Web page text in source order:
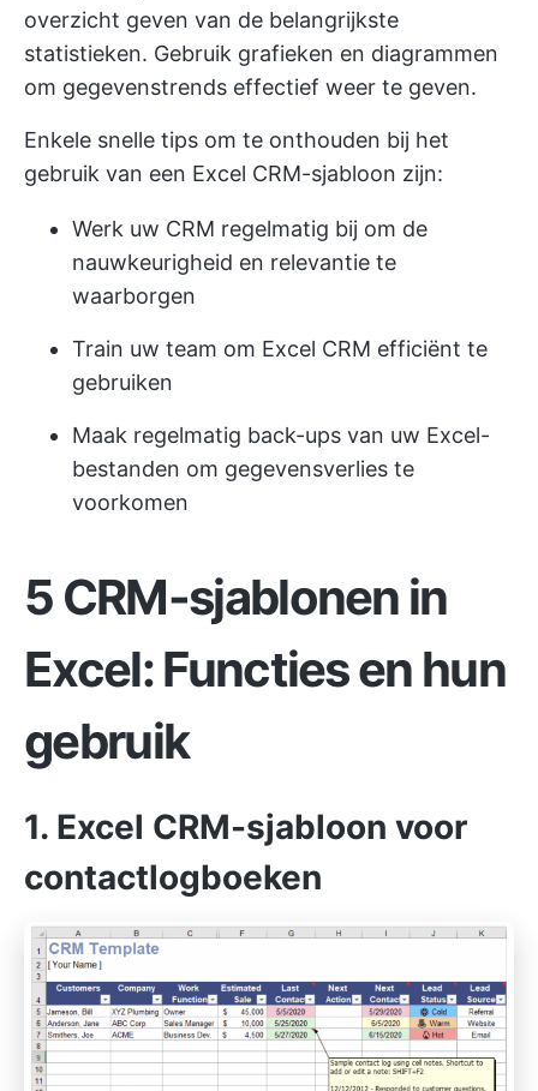
overzicht geven van de belangrijkste
statistieken. Gebruik grafieken en diagrammen
om gegevenstrends effectief weer te geven.
Enkele snelle tips om te onthouden bij het
gebruik van een Excel CRM-sjabloon zijn:
Werk uw CRM regelmatig bij om de
nauwkeurigheid en relevantie te
waarborgen
Train uw team om Excel CRM efficiënt te
gebruiken
Maak regelmatig back-ups van uw Excel-
bestanden om gegevensverlies te
voorkomen
5 CRM-sjablonen in
Excel: Functies en hun
gebruik
1. Excel CRM-sjabloon voor
contactlogboeken